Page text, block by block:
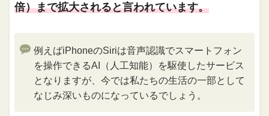
倍）まで拡大されると言われています。
例えばiPhoneのSiriは音声認識でスマートフォン
を操作できるAI（人工知能）を駆使したサービス
となりますが、今では私たちの生活の一部として
なじみ深いものになっているでしょう。